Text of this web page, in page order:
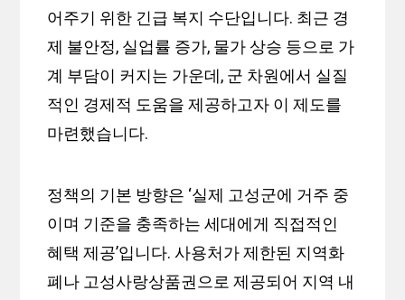
어주기 위한 긴급 복지 수단입니다. 최근 경
제 불안정, 실업률 증가, 물가 상승 등으로 가
계 부담이 커지는 가운데, 군 차원에서 실질
적인 경제적 도움을 제공하고자 이 제도를
마련했습니다.
정책의 기본 방향은 ‘실제 고성군에 거주 중
이며 기준을 충족하는 세대에게 직접적인
혜택 제공’입니다. 사용처가 제한된 지역화
폐나 고성사랑상품권으로 제공되어 지역 내